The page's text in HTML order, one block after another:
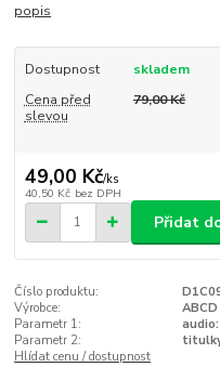
popis
Dostupnost
skladem
Cena před
slevou
79,00 Kč
49,00 Kč/ks
40,50 Kč bez DPH
Přidat
Číslo produktu:
Výrobce:
Parametr 1:
Parametr 2:
Hlídat cenu / dostupnost